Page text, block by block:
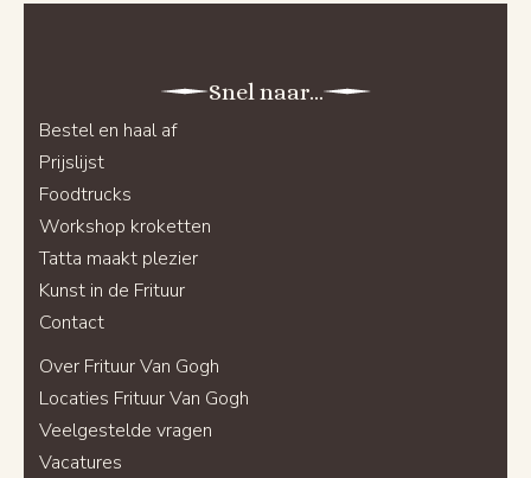
Snel naar...
Bestel en haal af
Prijslijst
Foodtrucks
Workshop kroketten
Tatta maakt plezier
Kunst in de Frituur
Contact
Over Frituur Van Gogh
Locaties Frituur Van Gogh
Veelgestelde vragen
Vacatures